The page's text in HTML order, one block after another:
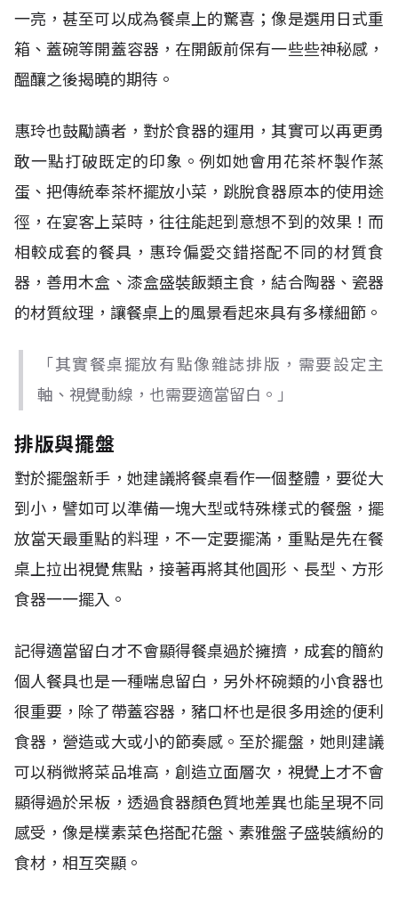
一亮，甚至可以成為餐桌上的驚喜；像是選用日式重
箱、蓋碗等開蓋容器，在開飯前保有一些些神秘感，
醞釀之後揭曉的期待。
惠玲也鼓勵讀者，對於食器的運用，其實可以再更勇
敢一點打破既定的印象。例如她會用花茶杯製作蒸
蛋、把傳統奉茶杯擺放小菜，跳脫食器原本的使用途
徑，在宴客上菜時，往往能起到意想不到的效果！而
相較成套的餐具，惠玲偏愛交錯搭配不同的材質食
器，善用木盒、漆盒盛裝飯類主食，結合陶器、瓷器
的材質紋理，讓餐桌上的風景看起來具有多樣細節。
「其實餐桌擺放有點像雜誌排版，需要設定主
軸、視覺動線，也需要適當留白。」
排版與擺盤
對於擺盤新手，她建議將餐桌看作一個整體，要從大
到小，譬如可以準備一塊大型或特殊樣式的餐盤，擺
放當天最重點的料理，不一定要擺滿，重點是先在餐
桌上拉出視覺焦點，接著再將其他圓形、長型、方形
食器一一擺入。
記得適當留白才不會顯得餐桌過於擁擠，成套的簡約
個人餐具也是一種喘息留白，另外杯碗類的小食器也
很重要，除了帶蓋容器，豬口杯也是很多用途的便利
食器，營造或大或小的節奏感。至於擺盤，她則建議
可以稍微將菜品堆高，創造立面層次，視覺上才不會
顯得過於呆板，透過食器顏色質地差異也能呈現不同
感受，像是樸素菜色搭配花盤、素雅盤子盛裝繽紛的
食材，相互突顯。